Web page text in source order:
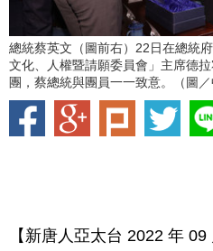
總統蔡英文（圖前右）22日在總統
文化、人權暨請願委員會」主席德
團，蔡總統與團員一一致意。（圖／
【新唐人亞太台 2022 年